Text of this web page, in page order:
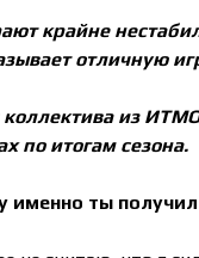
крайне
отличную
из
по итогам сезона.
ты получил